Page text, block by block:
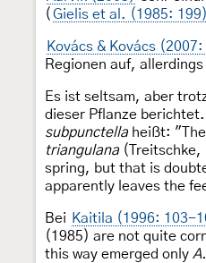
( Gielis et al. (1985: 199)
Kovács & Kovács (2007:
Regionen auf,
Es ist seltsam, aber
dieser Pflanze
subpunctellaheißt: "The
triangulana(Treitschke,
spring, but that is
apparently leaves the
Bei Kaitila (1996: 103-
(1985) are not quite
this way emerged only